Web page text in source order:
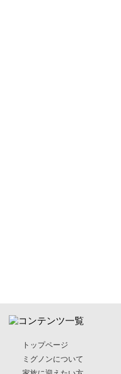
トップページ
ミグノンについて